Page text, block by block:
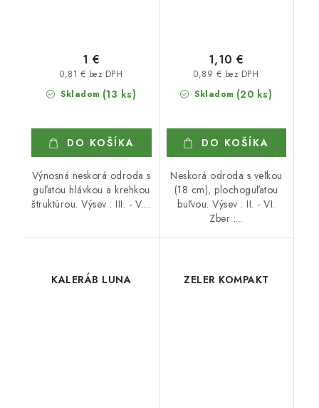
Skladom (13 ks)
0,81 € bez DPH
1 €
DO KOŠÍKA
Výnosná neskorá odroda s
guľatou hlávkou a krehkou
štruktúrou. Výsev : III. - V....
Skladom (20 ks)
0,89 € bez DPH
1,10 €
DO KOŠÍKA
Neskorá odroda s veľkou
(18 cm), plochoguľatou
buľvou. Výsev : II. - VI.
Zber :...
KALERÁB LUNA ZELER KOMPAKT